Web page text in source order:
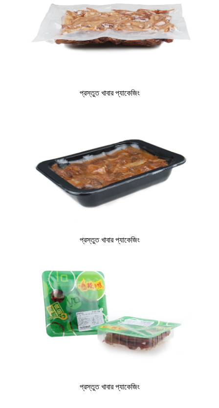
প্রস্তুত খাবার প্যাকেজিং
প্রস্তুত খাবার প্যাকেজিং
প্রস্তুত খাবার প্যাকেজিং